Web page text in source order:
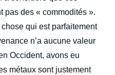
pas des « commodités ».
qui est parfaitement
n’a aucune valeur
Occident, avons eu
métaux sont justement